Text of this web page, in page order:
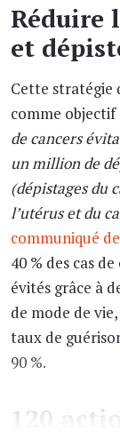
Réduire
et
Cette stratégie
comme
de cancers
un million de
(dépistages du
l’utérus et du
communiqué
40 % des cas
évités grâce à
de mode de
taux de
90 %.
120